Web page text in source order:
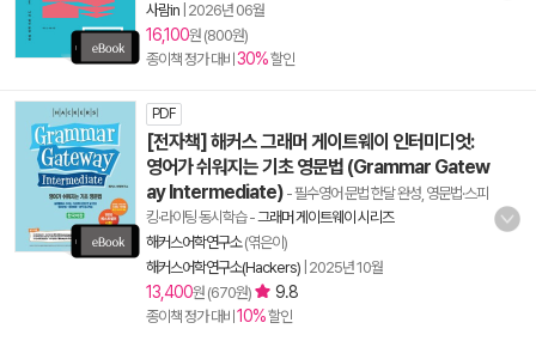
사람in 2026년 06월
16,100원 (800원)
종이책 정가 대비 30%할인
PDF
[전자책] 해커스 그래머 게이트웨이 인터미디엇:
영어가 쉬워지는 기초 영문법 (Grammar Gatew
ay Intermediate) - 필수영어 문법 한달 완성, 영문법·스피
킹·라이팅 동시학습-그래머 게이트웨이 시리즈
해커스어학연구소(엮은이)
해커스어학연구소(Hackers) 2025년 10월
13,400원 (670원) 9.8
종이책 정가 대비 10%할인